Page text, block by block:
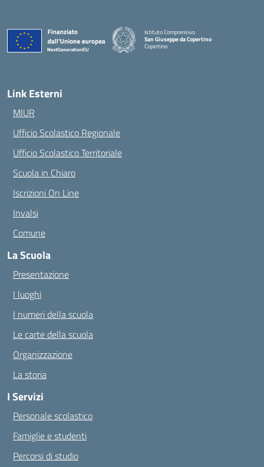
Istituto Comprensivo
San Giuseppe da Copertino
Copertino
Link Esterni
MIUR
Ufficio Scolastico Regionale
Ufficio Scolastico Territoriale
Scuola in Chiaro
Iscrizioni On Line
Invalsi
Comune
La Scuola
Presentazione
I luoghi
I numeri della scuola
Le carte della scuola
Organizzazione
La storia
I Servizi
Personale scolastico
Famiglie e studenti
Percorsi di studio